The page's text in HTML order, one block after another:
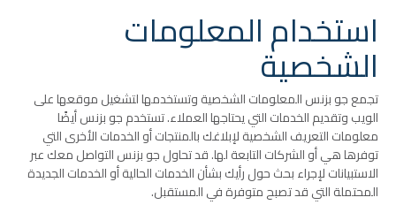
استخدام المعلومات
الشخصية
تجمع جو بزنس المعلومات الشخصية وتستخدمها لتشغيل موقعها على
الويب وتقديم الخدمات التي يحتاجها العملاء. تستخدم جو بزنس أيضًا
معلومات التعريف الشخصية لإبلاغك بالمنتجات أو الخدمات الأخرى التي
توفرها هي أو الشركات التابعة لها. قد تحاول جو بزنس التواصل معك عبر
الاستبيانات لإجراء بحث حول رأيك بشأن الخدمات الحالية أو الخدمات الجديدة
المحتملة التي قد تصبح متوفرة في المستقبل.